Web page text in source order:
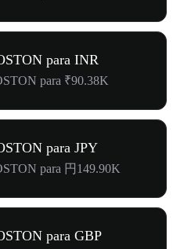
para INR
para ₹90.38K
para JPY
para 円149.90K
para GBP